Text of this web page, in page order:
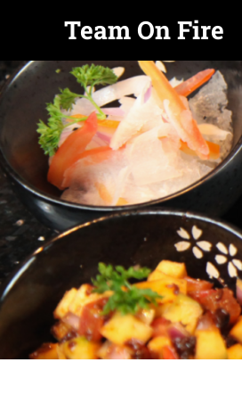
Zum
Inhalt
springen
Team On Fire
COOKING
SINCE
2015